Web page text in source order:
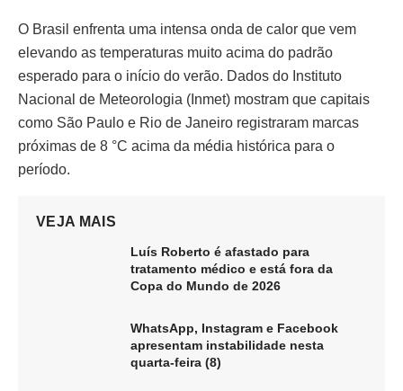
O Brasil enfrenta uma intensa onda de calor que vem
elevando as temperaturas muito acima do padrão
esperado para o início do verão. Dados do Instituto
Nacional de Meteorologia (Inmet) mostram que capitais
como São Paulo e Rio de Janeiro registraram marcas
próximas de 8 °C acima da média histórica para o
período.
VEJA MAIS
Luís Roberto é afastado para
tratamento médico e está fora da
Copa do Mundo de 2026
WhatsApp, Instagram e Facebook
apresentam instabilidade nesta
quarta-feira (8)